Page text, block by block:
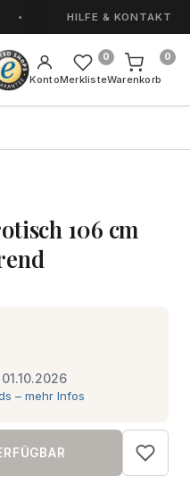
HANDGEFERTIGT IN
HILFE & KONTAKT
KontoMerkliste
0
Warenkorb
0
106 cm
– mehr Infos